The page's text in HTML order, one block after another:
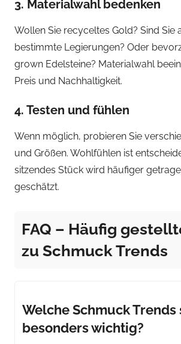
3. Materialwahl bedenken
Wollen Sie recyceltes Gold? Sind Sie
bestimmte Legierungen? Oder
grown Edelsteine? Materialwahl
Preis und Nachhaltigkeit.
4. Testen und fühlen
Wenn möglich, probieren Sie
und Größen. Wohlfühlen ist
sitzendes Stück wird häufiger
geschätzt.
FAQ – Häufig
zu Schmuck Trends
Welche Schmuck Trends
besonders wichtig?